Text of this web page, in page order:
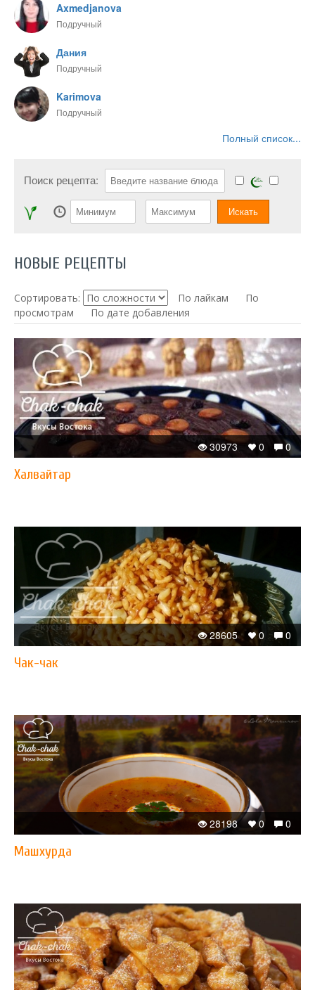
Axmedjanova
Подручный
Дания
Подручный
Karimova
Подручный
Полный список...
Поиск рецепта:
НОВЫЕ РЕЦЕПТЫ
Сортировать: По лайкам
По
просмотрам
По дате добавления
0
0
30973
Халвайтар
0
0
28605
Чак-чак
0
0
28198
Машхурда